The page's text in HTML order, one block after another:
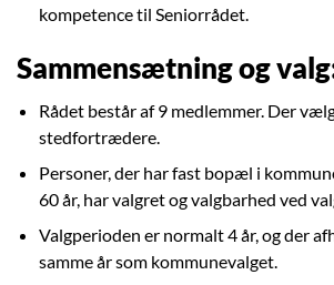
kompetence til Seniorrådet.
Sammensætning og
Rådet består af 9 medlemmer. Der
stedfortrædere.
Personer, der har fast bopæl i
60 år, har valgret og valgbarhed ved
Valgperioden er normalt 4 år, og der
samme år som kommunevalget.